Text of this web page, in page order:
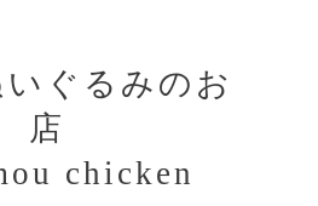
ぐるみのお
店
chicken